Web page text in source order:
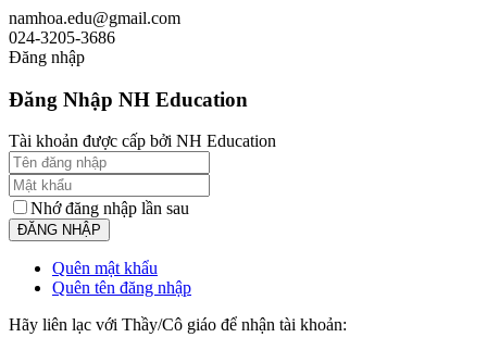
namhoa.edu@gmail.com
024-3205-3686
Đăng nhập
Đăng Nhập NH Education
Tài khoản được cấp bởi NH Education
Nhớ đăng nhập lần sau
Quên mật khẩu
Quên tên đăng nhập
Hãy liên lạc với Thầy/Cô giáo để nhận tài khoản: